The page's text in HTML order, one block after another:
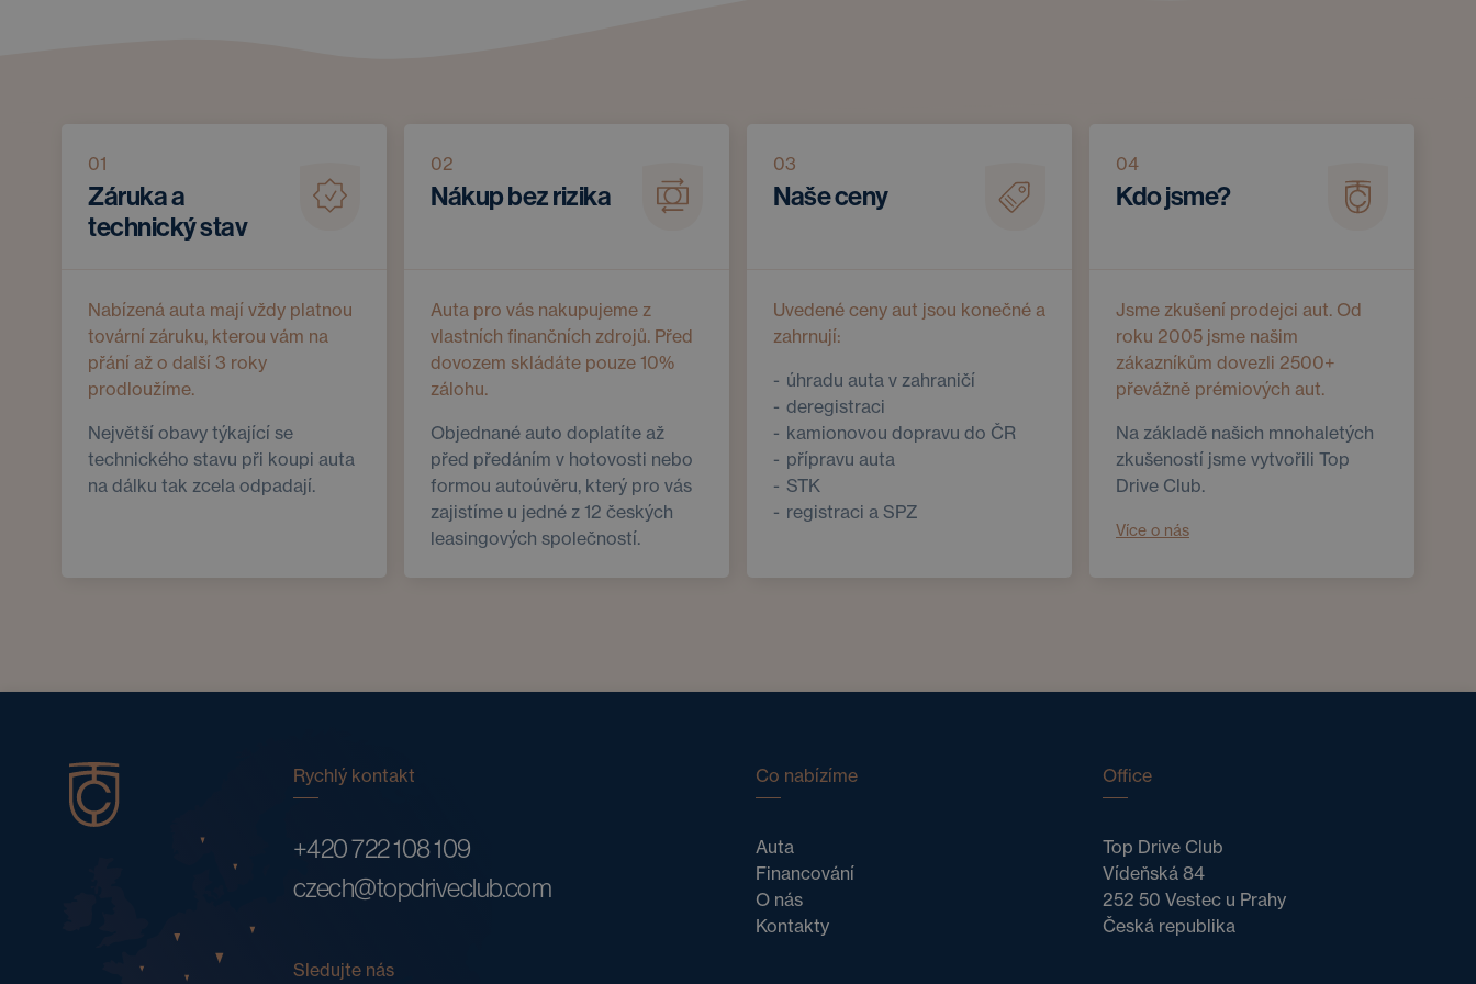
01
Záruka a
technický stav
Nabízená auta mají vždy platnou
tovární záruku, kterou vám na
přání až o další 3 roky
prodloužíme.
Největší obavy týkající se
technického stavu při koupi auta
na dálku tak zcela odpadají.
02
Nákup bez rizika
Auta pro vás nakupujeme z
vlastních finančních zdrojů. Před
dovozem skládáte pouze 10%
zálohu.
Objednané auto doplatíte až
před předáním v hotovosti nebo
formou autoúvěru, který pro vás
zajistíme u jedné z 12 českých
leasingových společností.
03
Naše ceny
Uvedené ceny aut jsou konečné a
zahrnují:
úhradu auta v zahraničí
deregistraci
kamionovou dopravu do ČR
přípravu auta
STK
registraci a SPZ
04
Kdo jsme?
Jsme zkušení prodejci aut. Od
roku 2005 jsme našim
zákazníkům dovezli 2500+
převážně prémiových aut.
Na základě našich mnohaletých
zkušeností jsme vytvořili Top
Drive Club.
Více o nás
Rychlý kontakt
+420 722 108 109
czech@topdriveclub.com
Sledujte nás
Co nabízíme
Auta
Financování
O nás
Kontakty
Office
Top Drive Club
Vídeňská 84
252 50 Vestec u Prahy
Česká republika